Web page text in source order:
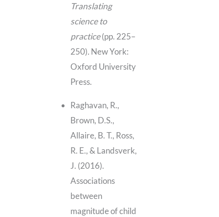
Translating
science to
practice(pp. 225–
250). New York:
Oxford University
Press.
Raghavan, R.,
Brown, D.S.,
Allaire, B. T., Ross,
R. E., & Landsverk,
J. (2016).
Associations
between
magnitude of child